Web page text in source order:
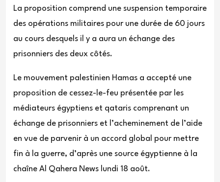
La proposition comprend une suspension temporaire
des opérations militaires pour une durée de 60 jours
au cours desquels il y a aura un échange des
prisonniers des deux côtés.
Le mouvement palestinien Hamas a accepté une
proposition de cessez-le-feu présentée par les
médiateurs égyptiens et qataris comprenant un
échange de prisonniers et l’acheminement de l’aide
en vue de parvenir à un accord global pour mettre
fin à la guerre, d’après une source égyptienne à la
chaîne Al Qahera News lundi 18 août.